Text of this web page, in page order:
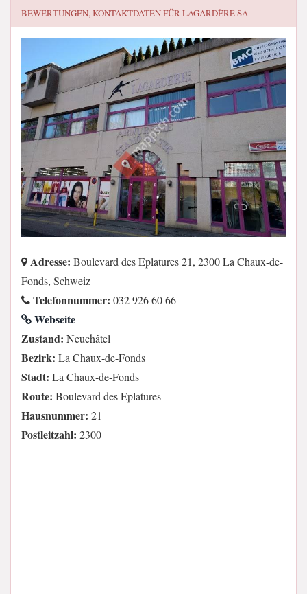
BEWERTUNGEN, KONTAKTDATEN FÜRLAGARDÈRE SA
Adresse: Boulevard des Eplatures 21, 2300 La Chaux-de-
Fonds, Schweiz
Telefonnummer: 032 926 60 66
Webseite
Zustand: Neuchâtel
Bezirk: La Chaux-de-Fonds
Stadt: La Chaux-de-Fonds
Route: Boulevard des Eplatures
Hausnummer: 21
Postleitzahl: 2300